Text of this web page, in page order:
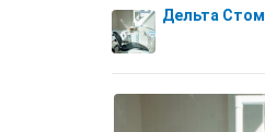
Дельта Стом